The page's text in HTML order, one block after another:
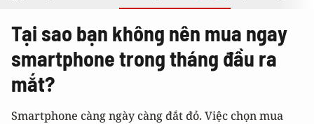
Tại sao bạn không nên mua ngay
smartphone trong tháng đầu ra
mắt?
Smartphone càng ngày càng đắt đỏ. Việc chọn mua